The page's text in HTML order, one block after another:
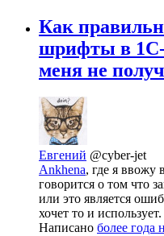
Как
шрифты в
меня не
Евгений @cyber-jet
Ankhena, где я ввожу
говорится о том что
или это является
хочет то и использует.
Написано более года